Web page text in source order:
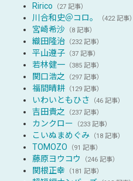
Ririco （27 記事）
川合和史＠コロ。 （422 記事）
宮崎希沙 （8 記事）
織田隆治 （232 記事）
平山遵子 （37 記事）
若林健一 （385 記事）
関口浩之 （297 記事）
福間晴耕 （129 記事）
いわいともひさ （46 記事）
吉田貴之 （237 記事）
カンクロー （233 記事）
こいぬまめぐみ （18 記事）
TOMOZO （91 記事）
藤原ヨウコウ （246 記事）
関根正幸 （181 記事）